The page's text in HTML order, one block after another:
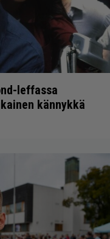
leffassa
kännykkä